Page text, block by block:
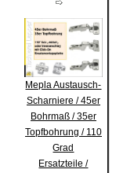
Mepla Austausch-
Scharniere / 45er
Bohrmaß / 35er
Topfbohrung / 110
Grad
Ersatzteile /